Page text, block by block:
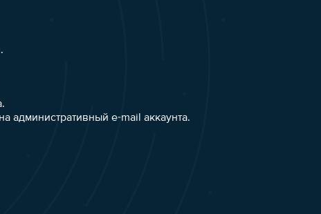
административный e-mail аккаунта.